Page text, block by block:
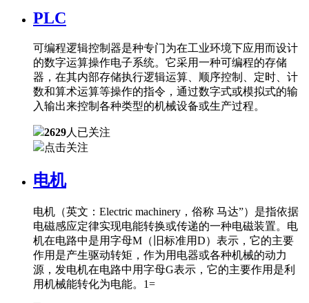
PLC
可编程逻辑控制器是种专门为在工业环境下应用而设计
的数字运算操作电子系统。它采用一种可编程的存储
器，在其内部存储执行逻辑运算、顺序控制、定时、计
数和算术运算等操作的指令，通过数字式或模拟式的输
入输出来控制各种类型的机械设备或生产过程。
2629人已关注
点击关注
电机
电机（英文：Electric machinery，俗称 马达”）是指依据
电磁感应定律实现电能转换或传递的一种电磁装置。电
机在电路中是用字母M（旧标准用D）表示，它的主要
作用是产生驱动转矩，作为用电器或各种机械的动力
源，发电机在电路中用字母G表示，它的主要作用是利
用机械能转化为电能。1=